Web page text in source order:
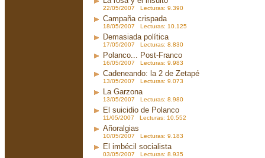
22/05/2007 Lecturas: 9.390
Campaña crispada
18/05/2007 Lecturas: 10.125
Demasiada política
17/05/2007 Lecturas: 8.830
Polanco... Post-Franco
16/05/2007 Lecturas: 9.983
Cadeneando: la 2 de Zetapé
13/05/2007 Lecturas: 9.073
La Garzona
13/05/2007 Lecturas: 8.980
El suicidio de Polanco
11/05/2007 Lecturas: 10.552
Añoralgias
10/05/2007 Lecturas: 9.183
El imbécil socialista
03/05/2007 Lecturas: 8.935